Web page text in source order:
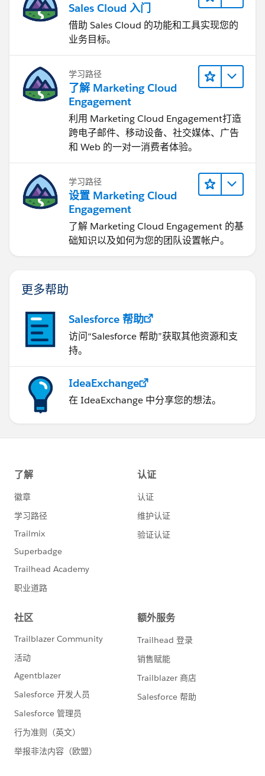
Sales Cloud 入门
借助 Sales Cloud 的功能和工具实现您的
业务目标。
学习路径
了解 Marketing Cloud
Engagement
利用 Marketing Cloud Engagement​打造
跨电子邮件、移动设备、社交媒体、广告
和 Web 的一对一消费者体验。
学习路径
设置 Marketing Cloud
Engagement
了解 Marketing Cloud Engagement 的基
础知识以及如何为您的团队设置帐户。
更多帮助
Salesforce 帮助
访问“Salesforce 帮助”获取其他资源和支
持。
IdeaExchange
在 IdeaExchange 中分享您的想法。